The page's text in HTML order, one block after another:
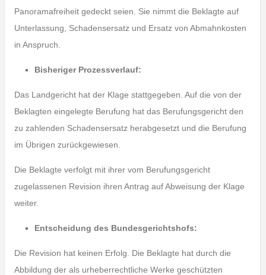
Panoramafreiheit gedeckt seien. Sie nimmt die Beklagte auf
Unterlassung, Schadensersatz und Ersatz von Abmahnkosten
in Anspruch.
Bisheriger Prozessverlauf:
Das Landgericht hat der Klage stattgegeben. Auf die von der
Beklagten eingelegte Berufung hat das Berufungsgericht den
zu zahlenden Schadensersatz herabgesetzt und die Berufung
im Übrigen zurückgewiesen.
Die Beklagte verfolgt mit ihrer vom Berufungsgericht
zugelassenen Revision ihren Antrag auf Abweisung der Klage
weiter.
Entscheidung des Bundesgerichtshofs:
Die Revision hat keinen Erfolg. Die Beklagte hat durch die
Abbildung der als urheberrechtliche Werke geschützten